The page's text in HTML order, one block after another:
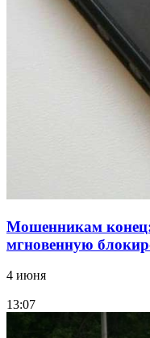
Волгоградские
заключены
Мошенникам конец:
мгновенную
4 июня
13:07